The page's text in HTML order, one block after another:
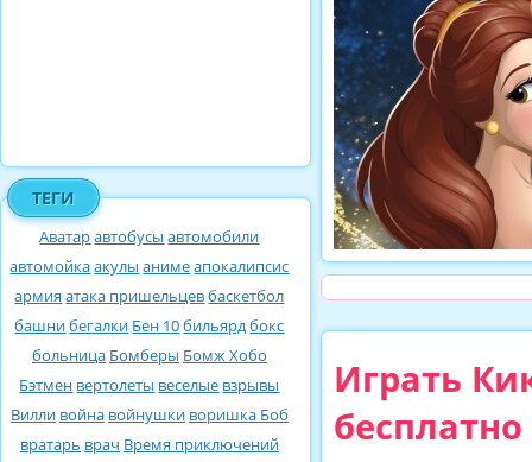
ТЕГИ
Аватаравтобусы автомобили
автомойкаакулы анимеапокалипсис
армия атака пришельцевбаскетбол
башнибегалки Бен 10бильярдбокс
больница Бомберы Бомж Хобо
Бэтмен вертолеты веселые взрывы
Вилли война войнушки воришка Боб
вратарь врач Время приключений
Играть